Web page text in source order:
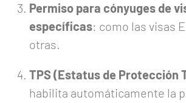
Permiso para cónyuges de
específicas: como las visas
otras.
TPS (Estatus de Protección
habilita automáticamente la